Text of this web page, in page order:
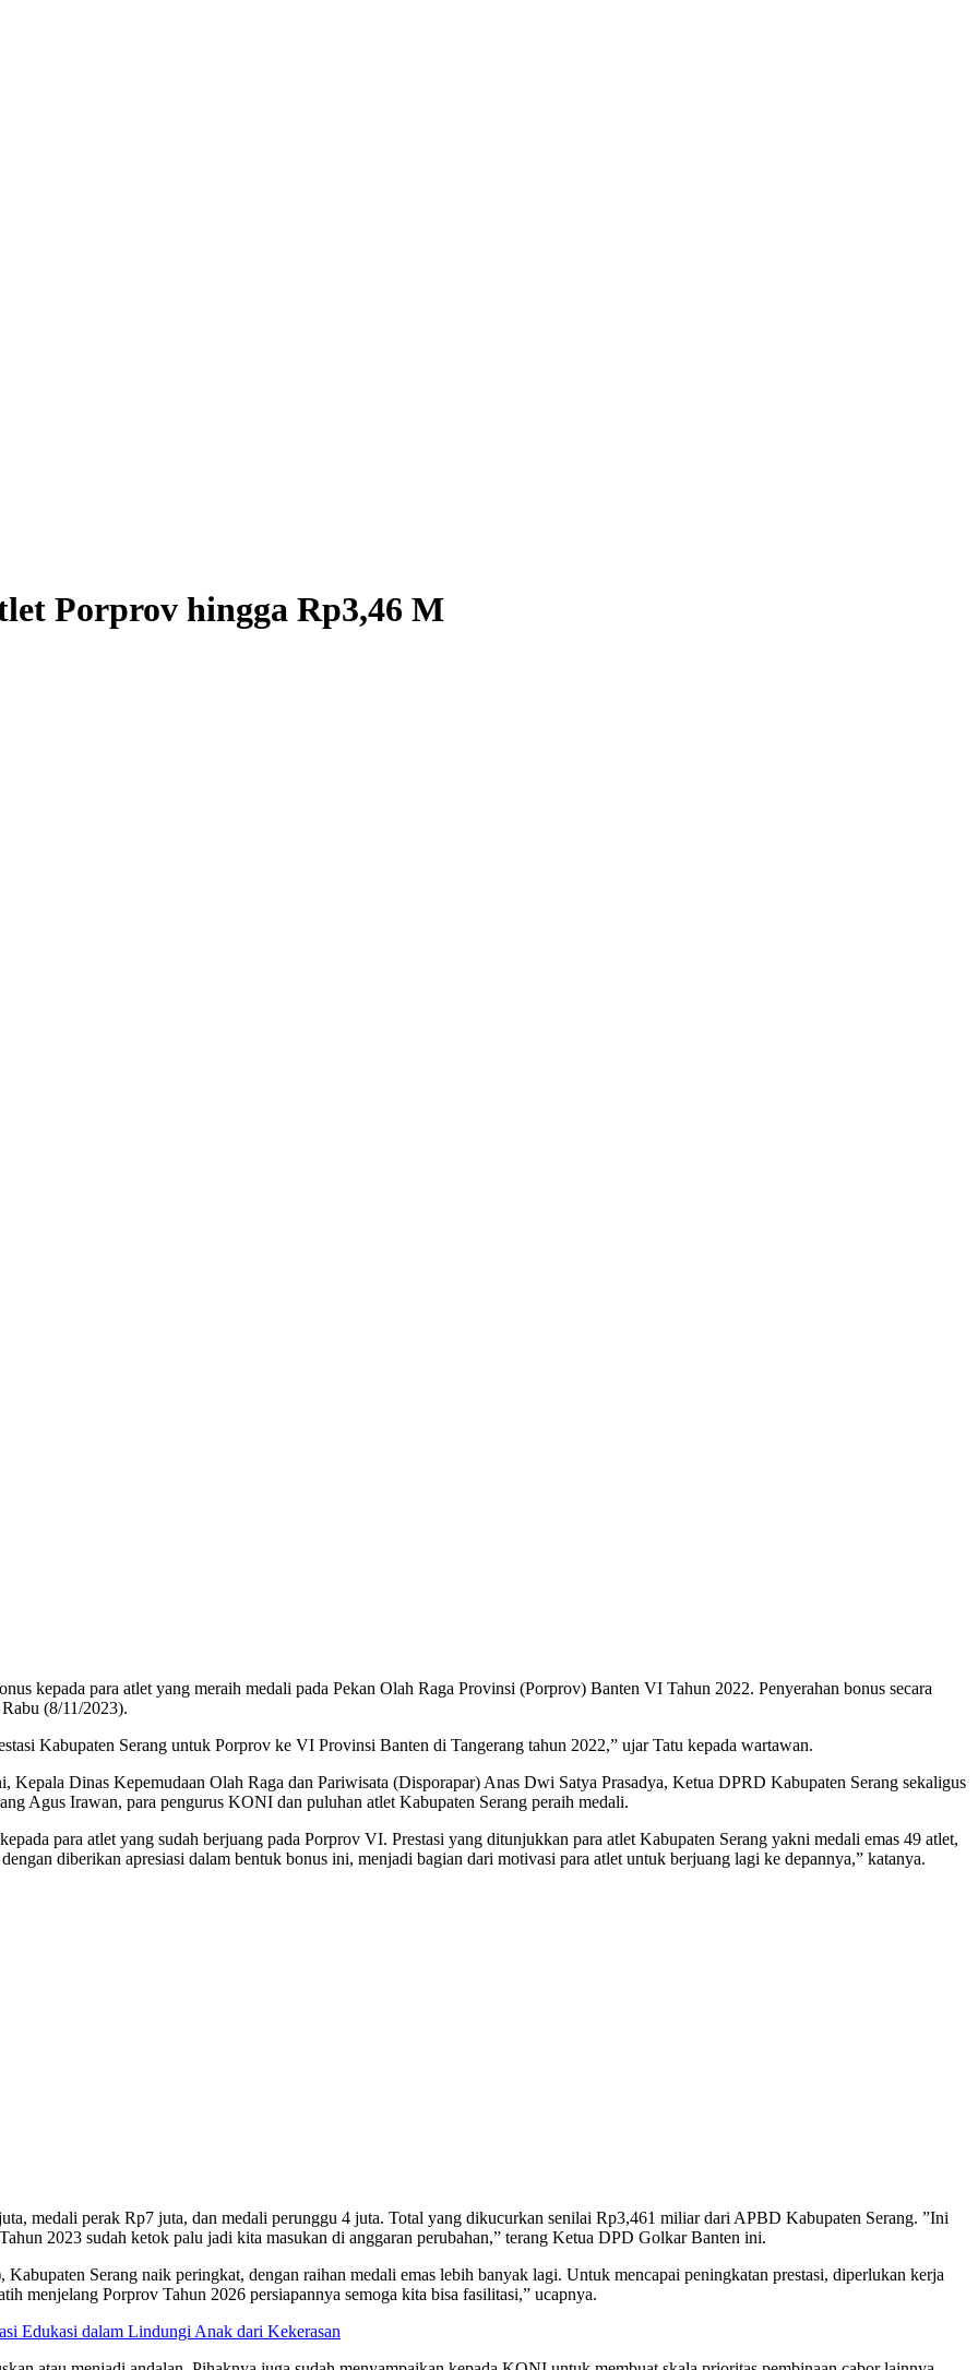
Porprov hingga Rp3,46 M
kepada para atlet yang meraih medali pada Pekan Olah Raga Provinsi (Porprov) Banten VI Tahun 2022. Penyerahan bonus secara
(8/11/2023).
Kabupaten Serang untuk Porprov ke VI Provinsi Banten di Tangerang tahun 2022,” ujar Tatu kepada wartawan.
Kepala Dinas Kepemudaan Olah Raga dan Pariwisata (Disporapar) Anas Dwi Satya Prasadya, Ketua DPRD Kabupaten Serang sekaligus
Agus Irawan, para pengurus KONI dan puluhan atlet Kabupaten Serang peraih medali.
para atlet yang sudah berjuang pada Porprov VI. Prestasi yang ditunjukkan para atlet Kabupaten Serang yakni medali emas 49 atlet,
diberikan apresiasi dalam bentuk bonus ini, menjadi bagian dari motivasi para atlet untuk berjuang lagi ke depannya,” katanya.
medali perak Rp7 juta, dan medali perunggu 4 juta. Total yang dikucurkan senilai Rp3,461 miliar dari APBD Kabupaten Serang. ”Ini
2023 sudah ketok palu jadi kita masukan di anggaran perubahan,” terang Ketua DPD Golkar Banten ini.
Serang naik peringkat, dengan raihan medali emas lebih banyak lagi. Untuk mencapai peningkatan prestasi, diperlukan kerja
menjelang Porprov Tahun 2026 persiapannya semoga kita bisa fasilitasi,” ucapnya.
Edukasi dalam Lindungi Anak dari Kekerasan